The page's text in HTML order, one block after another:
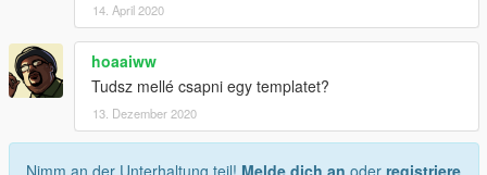
14. April 2020
hoaaiww
Tudsz mellé csapni egy templatet?
13. Dezember 2020